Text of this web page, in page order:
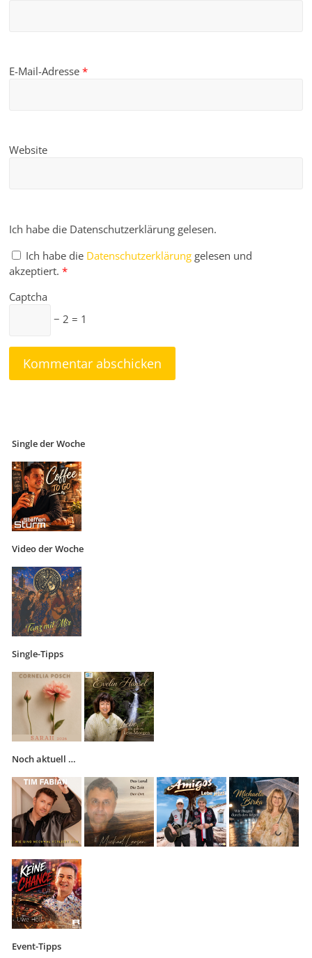
E-Mail-Adresse*
Website
Ich habe die Datenschutzerklärung gelesen.
Ich habe die Datenschutzerklärung gelesen und
akzeptiert. *
Captcha
− 2 = 1
Single der Woche
Video der Woche
Single-Tipps
Noch aktuell …
Event-Tipps